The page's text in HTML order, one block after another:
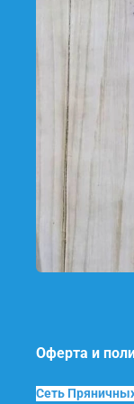
Оферта и
Сеть